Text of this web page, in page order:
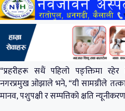
“प्रहरीहरू सधैं पहिलो पङ्क्तिमा
नगरप्रमुख ओझाले भने, “यी सामग्रीले
मानव, पशुपक्षी र सम्पत्तिको क्षति